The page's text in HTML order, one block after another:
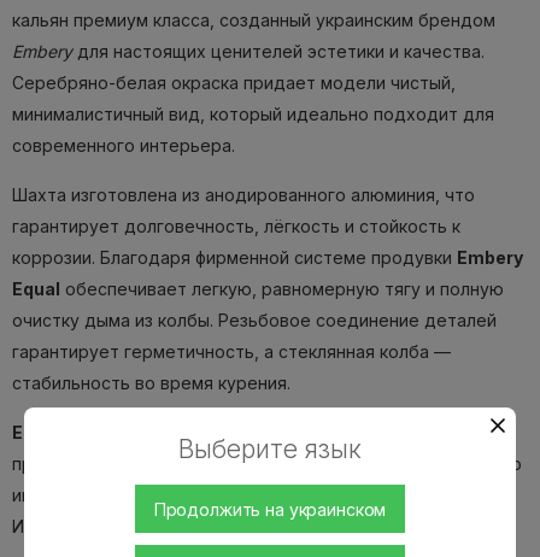
Выберите язык
Продолжить на украинском
кальян премиум класса, созданный украинским брендом
Emberyдля настоящих ценителей эстетики и качества.
Серебряно-белая окраска придает модели чистый,
минималистичный вид, который идеально подходит для
современного интерьера.
Шахта изготовлена ​​из анодированного алюминия, что
гарантирует долговечность, лёгкость и стойкость к
коррозии. Благодаря фирменной системе продувки Embery
Equal обеспечивает легкую, равномерную тягу и полную
очистку дыма из колбы. Резьбовое соединение деталей
гарантирует герметичность, а стеклянная колба —
стабильность во время курения.
Embery Equal Silver-Snow
пример украинского инженерного искусства, сочетающего
инновационность, премиум-качество и элегантный стиль.
Идеален для дома или кальянного заведения.